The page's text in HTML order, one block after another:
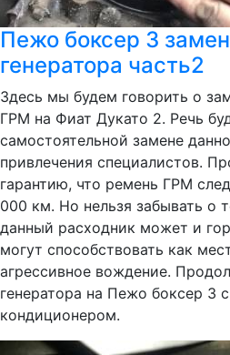
Пежо боксер 3
генератора часть2
Здесь мы будем говорить о
ГРМ на Фиат Дукато 2. Речь
самостоятельной замене
привлечения специалистов.
гарантию, что ремень ГРМ
000 км. Но нельзя забывать о
данный расходник может и
могут способствовать как
агрессивное вождение.
генератора на Пежо боксер 3
кондиционером.